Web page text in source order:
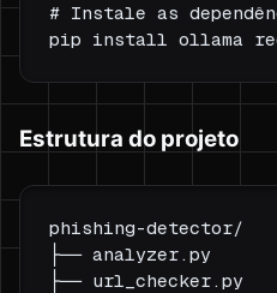
# Instale as
Estrutura do projeto
phishing-detector/
├── analyzer.py
├── url_checker.py